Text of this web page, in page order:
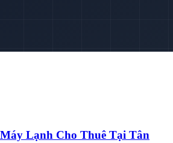
Lạnh Cho Thuê Tại Tân